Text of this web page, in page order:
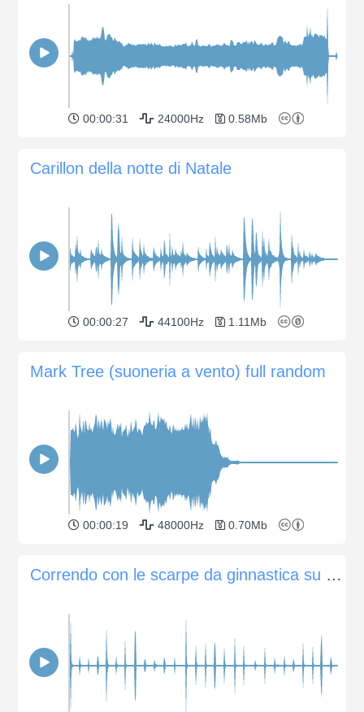
00:00:31 24000Hz 0.58Mb
Carillon della notte di Natale
00:00:27 44100Hz 1.11Mb
Mark Tree (suoneria a vento) full random
00:00:19 48000Hz 0.70Mb
Correndo con le scarpe da ginnastica su per i gradini concreti